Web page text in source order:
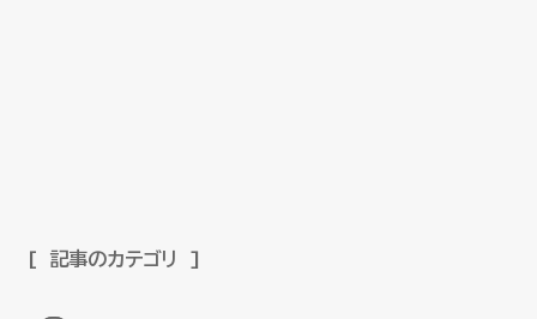
記事のカテゴリ